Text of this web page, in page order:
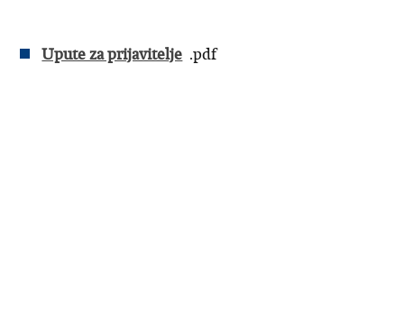
Upute za prijavitelje .pdf